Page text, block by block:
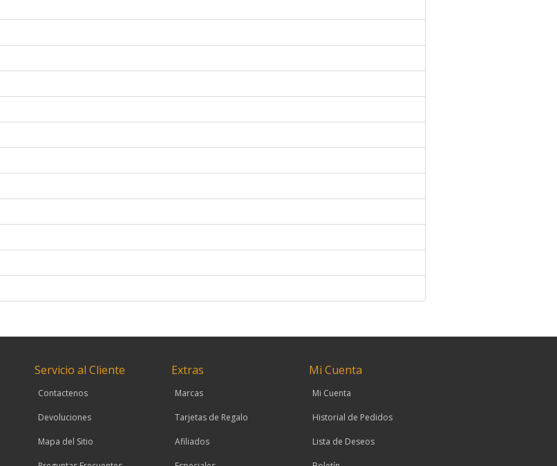
Servicio al Cliente
Contactenos
Devoluciones
Mapa del Sitio
Extras
Marcas
Tarjetas de Regalo
Afiliados
Mi Cuenta
Mi Cuenta
Historial de Pedidos
Lista de Deseos